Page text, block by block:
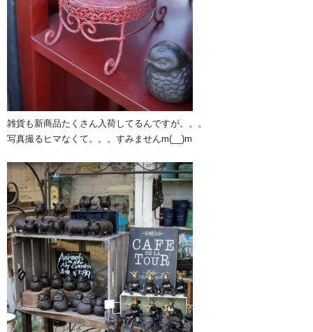
雑貨も新商品たくさん入荷してるんですが。。。
写真撮るヒマなくて。。。すみませんm(__)m